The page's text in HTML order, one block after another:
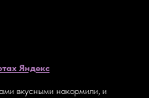
Яндекс
вкусными накормили, и